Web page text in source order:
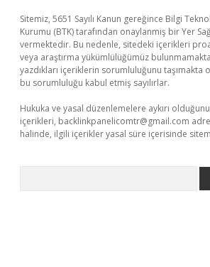
Sitemiz, 5651 Sayılı Kanun gereğince Bilgi
Kurumu (BTK) tarafından onaylanmış bir Yer
vermektedir. Bu nedenle, sitedeki içerikleri
veya araştırma yükümlülüğümüz
yazdıkları içeriklerin sorumluluğunu taşımakta
bu sorumluluğu kabul etmiş sayılırlar.
Hukuka ve yasal düzenlemelere aykırı
içerikleri, backlinkpanelicomtr@gmail.com
halinde, ilgili içerikler yasal süre içerisinde